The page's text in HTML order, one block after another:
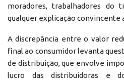
moradores, trabalhadores do
qualquer explicação convincente
A discrepância entre o valor
final ao consumidor levanta
de distribuição, que envolve
lucro das distribuidoras e